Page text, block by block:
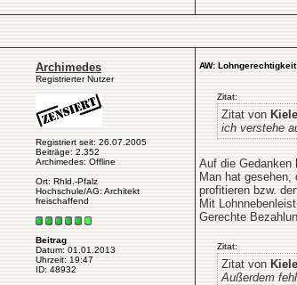
Archimedes
Registrierter Nutzer
Registriert seit: 26.07.2005
Beiträge: 2.352
Archimedes: Offline
Ort: Rhld.-Pfalz
Hochschule/AG: Architekt
freischaffend
Beitrag
Datum: 01.01.2013
Uhrzeit: 19:47
ID: 48932
AW:
Zitat:
Zitat von
ich verstehe
Auf die Gedanken
Man hat
profitieren bzw.
Mit
Gerechte
Zitat:
Zitat von
Außerdem